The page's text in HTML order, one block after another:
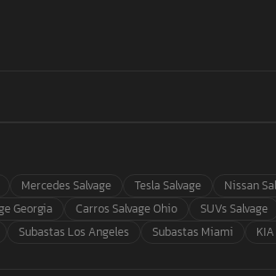
Mercedes Salvage Tesla Salvage Nissan
Georgia Carros Salvage Ohio SUVs Salvage
Subastas Los Angeles Subastas Miami